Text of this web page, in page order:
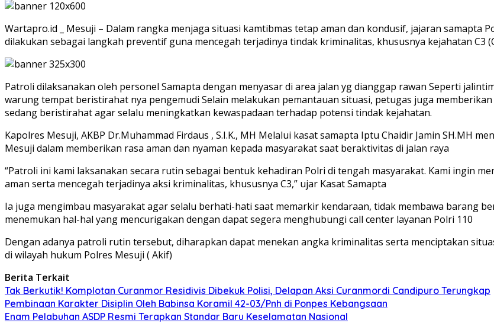
Wartapro.id _ Mesuji – Dalam rangka menjaga situasi kamtibmas tetap aman dan kondusif, jajaran samapta
dilakukan sebagai langkah preventif guna mencegah terjadinya tindak kriminalitas, khususnya kejahatan C3
Patroli dilaksanakan oleh personel Samapta dengan menyasar di area jalan yg dianggap rawan Seperti
warung tempat beristirahat nya pengemudi Selain melakukan pemantauan situasi, petugas juga
sedang beristirahat agar selalu meningkatkan kewaspadaan terhadap potensi tindak kejahatan.
Kapolres Mesuji, AKBP Dr.Muhammad Firdaus , S.I.K., MH Melalui kasat samapta Iptu Chaidir Jamin SH.MH
Mesuji dalam memberikan rasa aman dan nyaman kepada masyarakat saat beraktivitas di jalan raya
“Patroli ini kami laksanakan secara rutin sebagai bentuk kehadiran Polri di tengah masyarakat. Kami ingin
aman serta mencegah terjadinya aksi kriminalitas, khususnya C3,” ujar Kasat Samapta
Ia juga mengimbau masyarakat agar selalu berhati-hati saat memarkir kendaraan, tidak membawa barang
menemukan hal-hal yang mencurigakan dengan dapat segera menghubungi call center layanan Polri 110
Dengan adanya patroli rutin tersebut, diharapkan dapat menekan angka kriminalitas serta menciptakan
di wilayah hukum Polres Mesuji ( Akif)
Berita Terkait
Tak Berkutik! Komplotan Curanmor Residivis Dibekuk Polisi, Delapan Aksi Curanmordi Candipuro Terungkap
Pembinaan Karakter Disiplin Oleh Babinsa Koramil 42-03/Pnh di Ponpes Kebangsaan
Enam Pelabuhan ASDP Resmi Terapkan Standar Baru Keselamatan Nasional